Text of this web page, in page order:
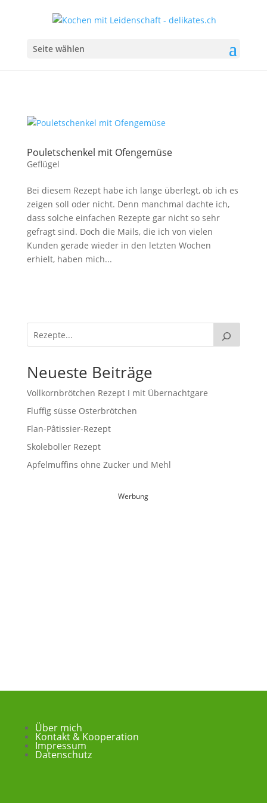
Seite wählen
Pouletschenkel mit Ofengemüse
Geflügel
Bei diesem Rezept habe ich lange überlegt, ob ich es
zeigen soll oder nicht. Denn manchmal dachte ich,
dass solche einfachen Rezepte gar nicht so sehr
gefragt sind. Doch die Mails, die ich von vielen
Kunden gerade wieder in den letzten Wochen
erhielt, haben mich...
Neueste Beiträge
Vollkornbrötchen Rezept I mit Übernachtgare
Fluffig süsse Osterbrötchen
Flan-Pâtissier-Rezept
Skoleboller Rezept
Apfelmuffins ohne Zucker und Mehl
Werbung
Über mich
Kontakt & Kooperation
Impressum
Datenschutz